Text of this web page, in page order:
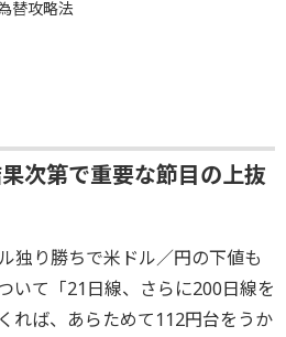
替攻略法
次第で重要な節目の上抜
独り勝ちで米ドル／円の下値も
いて「21日線、さらに200日線を
れば、あらためて112円台をうか